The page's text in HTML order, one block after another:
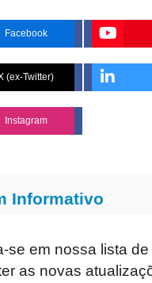
Facebook
(ex-Twitter)
Instagram
Informativo
se em nossa lista de
as novas